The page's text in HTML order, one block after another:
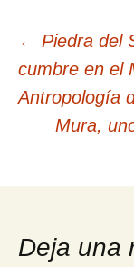
de
← Piedra del
cumbre en el
Antropología
Mura,
Deja una